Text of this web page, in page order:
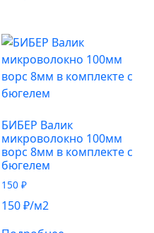
БИБЕР Валик
микроволокно 100мм
ворс 8мм в комплекте с
бюгелем
150₽
150₽/м2